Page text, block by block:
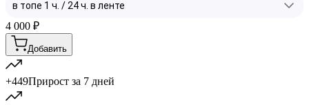
4 000 ₽
Добавить
+449Прирост за 7 дней